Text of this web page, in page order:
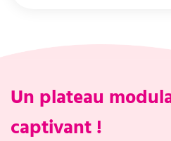
Un plateau
captivant !